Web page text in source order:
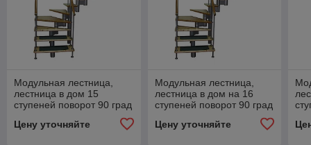
Модульная лестница,
лестница в дом 15
ступеней поворот 90 град
Цену уточняйте
Модульная лестница,
лестница в дом на 16
ступеней поворот 90 град
Цену уточняйте